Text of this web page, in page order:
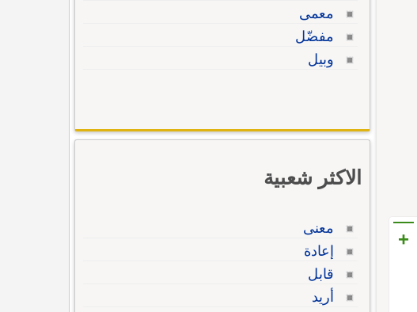
+
معمى
مفضّل
وبيل
الاكثر شعبية
معنى
إعادة
قابل
أريد